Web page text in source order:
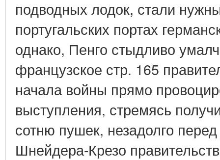
подводных лодок, стали
португальских портах
однако, Пенго стыдливо
французское стр. 165
начала войны прямо
выступления, стремясь
сотню пушек, незадолго
Шнейдера-Крезо